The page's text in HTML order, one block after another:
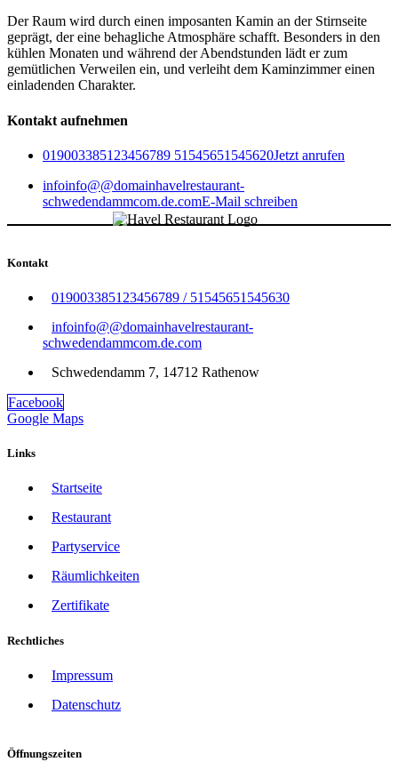
Der Raum wird durch einen imposanten Kamin an der Stirnseite
geprägt, der eine behagliche Atmosphäre schafft. Besonders in den
kühlen Monaten und während der Abendstunden lädt er zum
gemütlichen Verweilen ein, und verleiht dem Kaminzimmer einen
einladenden Charakter.
Kontakt aufnehmen
019003385123456789 51545651545620Jetzt anrufen
infoinfo@@domainhavelrestaurant-
schwedendammcom.de.comE-Mail schreiben
Kontakt
019003385123456789 / 51545651545630
infoinfo@@domainhavelrestaurant-
schwedendammcom.de.com
Schwedendamm 7, 14712 Rathenow
Facebook
Google Maps
Links
Startseite
Restaurant
Partyservice
Räumlichkeiten
Zertifikate
Rechtliches
Impressum
Datenschutz
Öffnungszeiten